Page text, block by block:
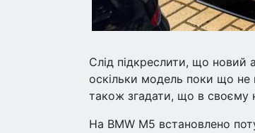
Слід підкреслити, що новий
оскільки модель поки що не
також згадати, що в своєму
На BMW M5 встановлено